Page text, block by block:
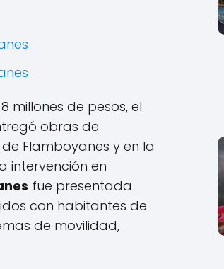
millones de pesos, el
obras de
Flamboyanes y en la
intervención en
fue presentada
con habitantes de
de movilidad,